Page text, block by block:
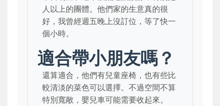
人以上的團體。他們家的生意真的很
好，我曾經週五晚上沒訂位，等了快一
個小時。
適合帶小朋友嗎？
還算適合，他們有兒童座椅，也有些比
較清淡的菜色可以選擇。不過空間不算
特別寬敞，嬰兒車可能需要收起來。